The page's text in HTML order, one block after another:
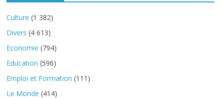
Culture (1 382)
Divers (4 613)
Economie (794)
Education (596)
Emploi et Formation (111)
Le Monde (414)